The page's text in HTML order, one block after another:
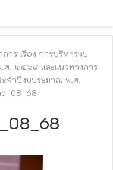
าร เรื่อง การบริหารงบ
. ๒๕๖๙ และแนวทางการ
จำปีงบประมาณ พ.ศ.